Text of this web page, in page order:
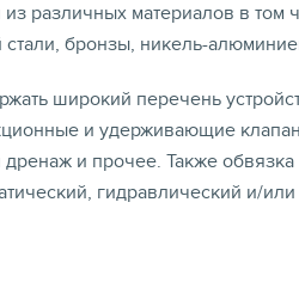
различных материалов в том
бронзы, никель-
широкий перечень
и удерживающие
и прочее. Также
гидравлический и/